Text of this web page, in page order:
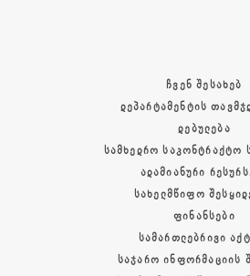
ᲩᲕᲔᲜ ᲨᲔᲡᲐᲮᲔᲑ
ᲓᲔᲞᲐᲠᲢᲐᲛᲔᲜᲢᲘᲡ
ᲓᲔᲑᲣᲚᲔᲑᲐ
ᲡᲐᲛᲮᲔᲓᲠᲝ ᲡᲐᲙᲝᲜᲢᲠᲐᲥᲢᲝ
ᲐᲓᲐᲛᲘᲐᲜᲣᲠᲘ
ᲡᲐᲮᲔᲚᲛᲬᲘᲤᲝ
ᲤᲘᲜᲐᲜᲡᲔᲑᲘ
ᲡᲐᲛᲐᲠᲗᲚᲔᲑᲠᲘᲕᲘ
ᲡᲐᲯᲐᲠᲝ ᲘᲜᲤᲝᲠᲛᲐᲪᲘᲘᲡ